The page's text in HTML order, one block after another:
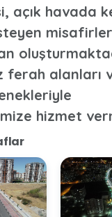
açık havada
ferah alanları
hizmet